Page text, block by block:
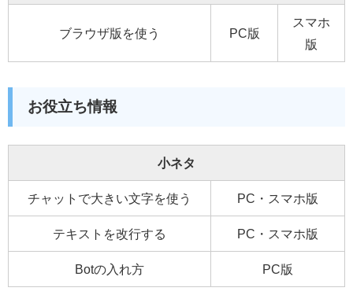
ブラウザ版を使う PC版
スマホ
版
お役立ち情報
小ネタ
チャットで大きい文字を使う PC・スマホ版
テキストを改行する PC・スマホ版
Botの入れ方 PC版